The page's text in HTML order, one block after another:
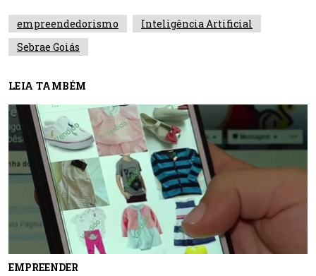
empreendedorismo
Inteligência Artificial
Sebrae Goiás
LEIA TAMBÉM
EMPREENDER